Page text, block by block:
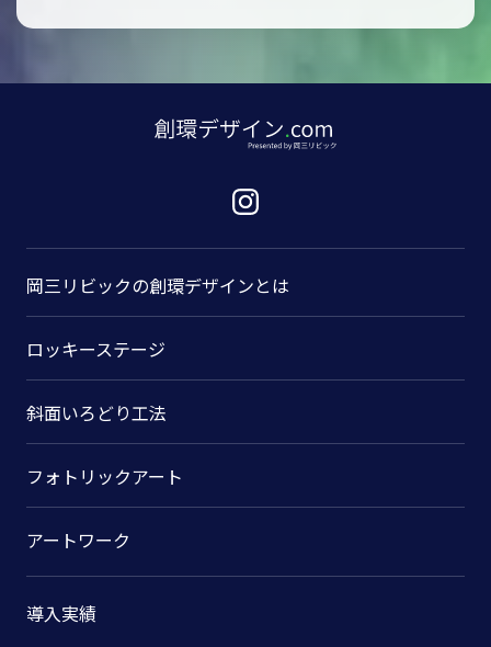
岡三リビックの創環デザインとは
ロッキーステージ
斜面いろどり工法
フォトリックアート
アートワーク
導入実績